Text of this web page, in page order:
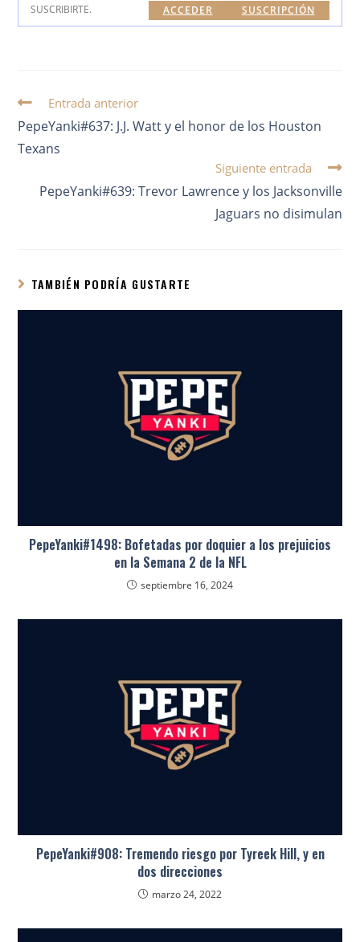
SUSCRIBIRTE.
SUSCRIPCIÓN
ACCEDER
Entrada anterior
PepeYanki#637: J.J. Watt y el honor de los Houston
Texans
Siguiente entrada
PepeYanki#639: Trevor Lawrence y los Jacksonville
Jaguars no disimulan
TAMBIÉN PODRÍA GUSTARTE
PepeYanki#1498: Bofetadas por doquier a los prejuicios
en la Semana 2 de la NFL
septiembre 16, 2024
PepeYanki#908: Tremendo riesgo por Tyreek Hill, y en
dos direcciones
marzo 24, 2022